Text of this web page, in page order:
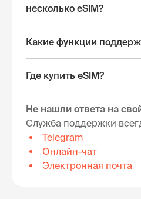
несколько eSIM?
Какие функции
Где купить eSIM?
Не нашли ответа на
Служба поддержки
Telegram
Онлайн-чат
Электронная почта